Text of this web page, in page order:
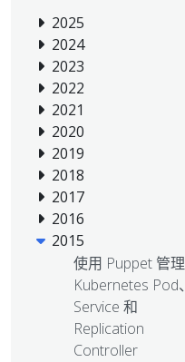
2025
2024
2023
2022
2021
2020
2019
2018
2017
2016
2015
使用 Puppet 管理
Kubernetes Pod、
Service 和
Replication
Controller